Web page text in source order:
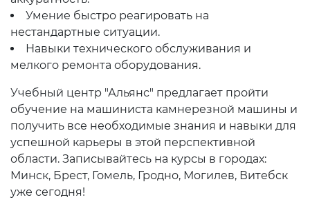
Умение быстро реагировать на
нестандартные ситуации.
Навыки технического обслуживания и
мелкого ремонта оборудования.
Учебный центр "Альянс" предлагает пройти
обучение на машиниста камнерезной машины и
получить все необходимые знания и навыки для
успешной карьеры в этой перспективной
области. Записывайтесь на курсы в городах:
Минск, Брест, Гомель, Гродно, Могилев, Витебск
уже сегодня!